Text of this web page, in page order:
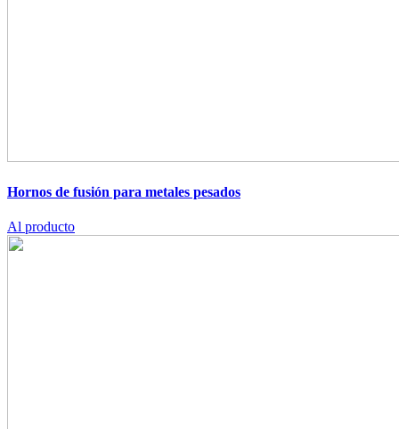
Hornos de fusión para metales pesados
Al producto